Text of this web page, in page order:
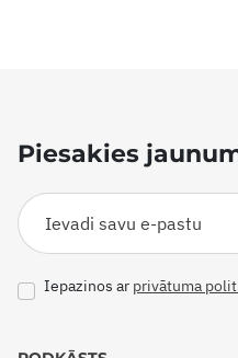
Piesakies
Iepazinos ar privātuma